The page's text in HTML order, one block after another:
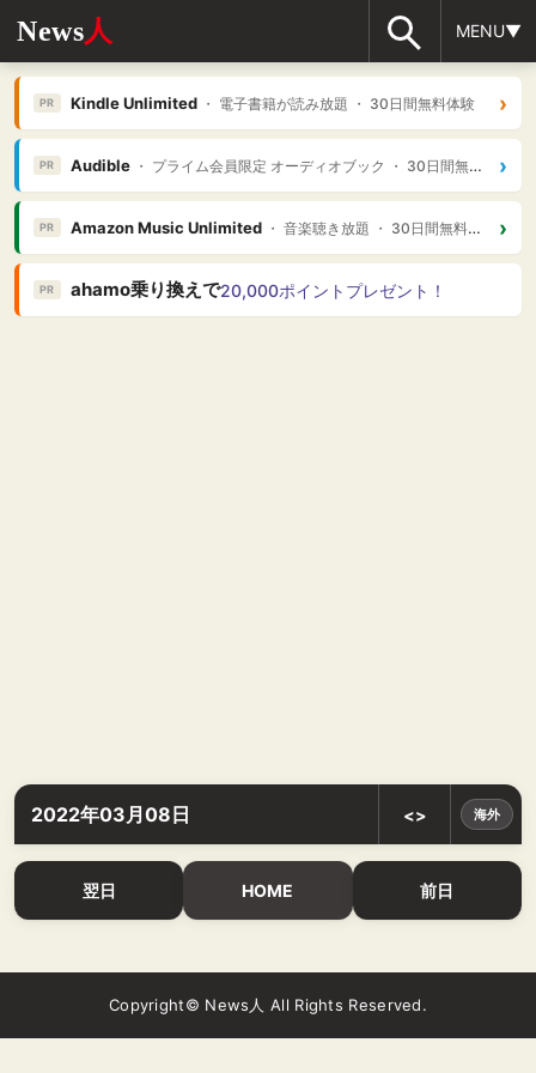
News人 MENU▼
PR Kindle Unlimited・ 電子書籍が読み放題 ・ 30日間無料体験 ›
PR Audible・ プライム会員限定 オーディオブック ・ 30日間無料体験 ›
PR Amazon Music Unlimited・ 音楽聴き放題 ・ 30日間無料体験 ›
PR ahamo乗り換えで20,000ポイントプレゼント！
2022年03月08日 <> 海外
翌日 HOME 前日
Copyright© News人 All Rights Reserved.